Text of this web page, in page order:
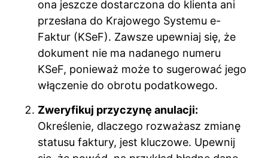
ona jeszcze dostarczona do klienta ani
przesłana do Krajowego Systemu e-
Faktur (KSeF). Zawsze upewniaj się, że
dokument nie ma nadanego numeru
KSeF, ponieważ może to sugerować jego
włączenie do obrotu podatkowego.
Zweryfikuj przyczynę anulacji:
Określenie, dlaczego rozważasz zmianę
statusu faktury, jest kluczowe. Upewnij